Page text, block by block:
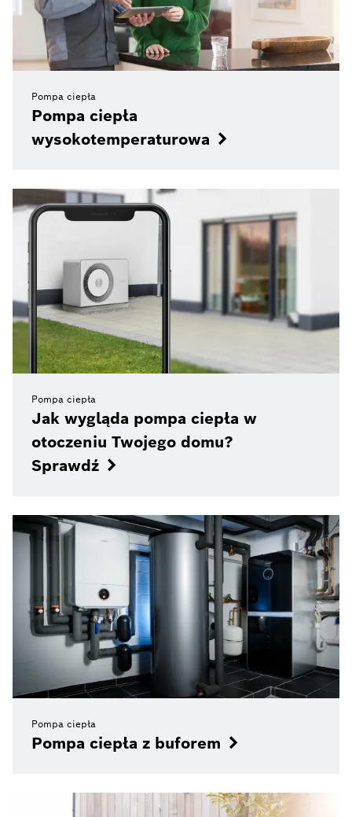
Pompa ciepła
Pompa ciepła
wysokotemperaturowa
Pompa ciepła
Jak wygląda pompa ciepła w
otoczeniu Twojego domu?
Sprawdź
Pompa ciepła
Pompa ciepła z buforem